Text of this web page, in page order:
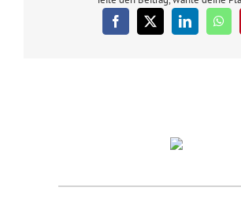
Facebook
X LinkedIn